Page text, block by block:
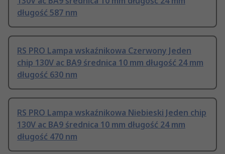
długość 587 nm
RS PRO Lampa wskaźnikowa Czerwony Jeden
chip 130V ac BA9 średnica 10 mm długość 24 mm
długość 630 nm
RS PRO Lampa wskaźnikowa Niebieski Jeden chip
130V ac BA9 średnica 10 mm długość 24 mm
długość 470 nm